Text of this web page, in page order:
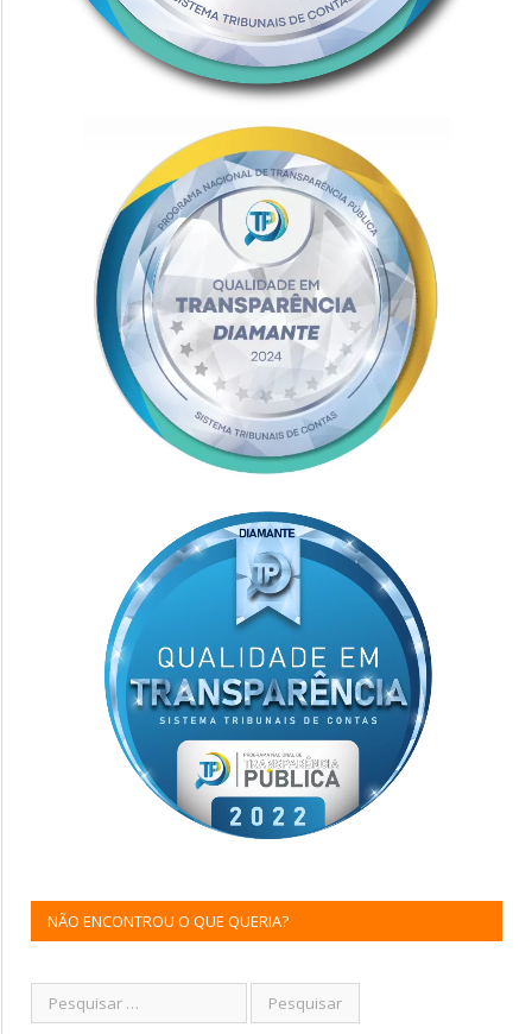
NÃO ENCONTROU O QUE QUERIA?